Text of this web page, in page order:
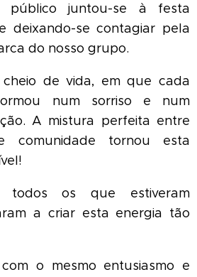
público juntou-se à festa
deixando-se contagiar pela
do nosso grupo.
de vida, em que cada
num sorriso e num
A mistura perfeita entre
comunidade tornou esta
todos os que estiveram
a criar esta energia tão
o mesmo entusiasmo e